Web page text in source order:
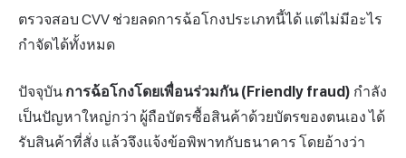
ตรวจสอบ CVV ช่วยลดการฉ้อโกงประเภทนี้ได้ แต่ไม่มีอะไร
กำจัดได้ทั้งหมด
ปัจจุบัน การฉ้อโกงโดยเพื่อนร่วมกัน (Friendly fraud) กำลัง
เป็นปัญหาใหญ่กว่า ผู้ถือบัตรซื้อสินค้าด้วยบัตรของตนเอง ได้
รับสินค้าที่สั่ง แล้วจึงแจ้งข้อพิพาทกับธนาคาร โดยอ้างว่า